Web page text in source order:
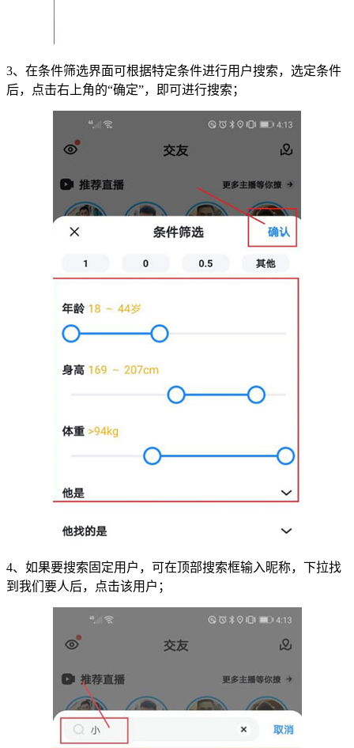
3、在条件筛选界面可根据特定条件进行用户搜索，选定条件
后，点击右上角的“确定”，即可进行搜索；
4、如果要搜索固定用户，可在顶部搜索框输入昵称，下拉找
到我们要人后，点击该用户；